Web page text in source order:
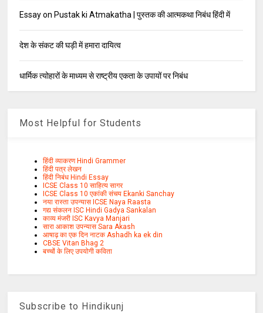
Essay on Pustak ki Atmakatha | पुस्तक की आत्मकथा निबंध हिंदी में
देश के संकट की घड़ी में हमारा दायित्व
धार्मिक त्योहारों के माध्यम से राष्ट्रीय एकता के उपायों पर निबंध
Most Helpful for Students
हिंदी व्याकरण Hindi Grammer
हिंदी पत्र लेखन
हिंदी निबंध Hindi Essay
ICSE Class 10 साहित्य सागर
ICSE Class 10 एकांकी संचय Ekanki Sanchay
नया रास्ता उपन्यास ICSE Naya Raasta
गद्य संकलन ISC Hindi Gadya Sankalan
काव्य मंजरी ISC Kavya Manjari
सारा आकाश उपन्यास Sara Akash
आषाढ़ का एक दिन नाटक Ashadh ka ek din
CBSE Vitan Bhag 2
बच्चों के लिए उपयोगी कविता
Subscribe to Hindikunj